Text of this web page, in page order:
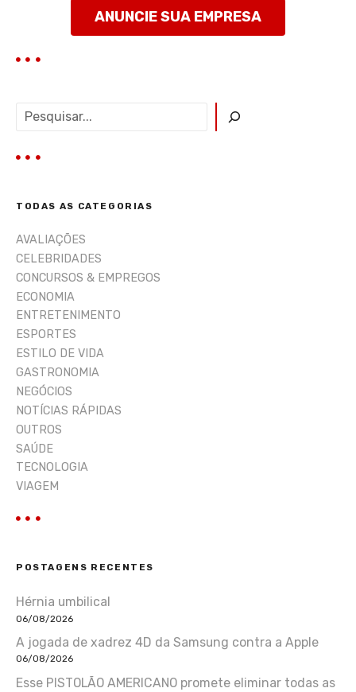
ANUNCIE SUA EMPRESA
q
s
r
TODAS AS CATEGORIAS
AVALIAÇÕES
CELEBRIDADES
CONCURSOS & EMPREGOS
ECONOMIA
ENTRETENIMENTO
ESPORTES
ESTILO DE VIDA
GASTRONOMIA
NEGÓCIOS
NOTÍCIAS RÁPIDAS
OUTROS
SAÚDE
TECNOLOGIA
VIAGEM
POSTAGENS RECENTES
Hérnia umbilical
06/08/2026
A jogada de xadrez 4D da Samsung contra a Apple
06/08/2026
Esse PISTOLÃO AMERICANO promete eliminar todas as